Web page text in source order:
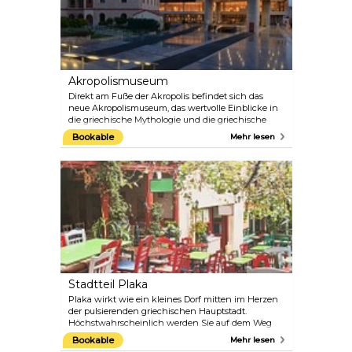
Akropolismuseum
Direkt am Fuße der Akropolis befindet sich das
neue Akropolismuseum, das wertvolle Einblicke in
die griechische Mythologie und die griechische
Geschichte bietet. Das Museumsrestaurant bietet
einen Panoramablick auf die Akropolis und eine
einem atemberaubenden Blick auf die historischen
Hügel von Athen.
Bookable Mehr lesen
Stadtteil Plaka
Plaka wirkt wie ein kleines Dorf mitten im Herzen
der pulsierenden griechischen Hauptstadt.
Höchstwahrscheinlich werden Sie auf dem Weg
zur oder von der Akropolis durch den Stadtteil
kommen, aber er ist mehr als nur einen flüchtigen
Bookable Mehr lesen